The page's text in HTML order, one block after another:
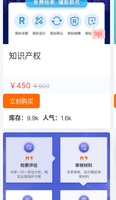
9折
知识产权
￥450 ￥500
立刻购买
库存： 9.9k 人气： 1.6k